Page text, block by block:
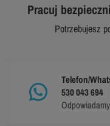
Pracuj
Potrzebujesz
Telefon/
530 043 694